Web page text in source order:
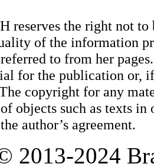
reserves the right not
of the information
to from her
for the publication or,
copyright for any
objects such as texts
author’s agreement.
2013-2024